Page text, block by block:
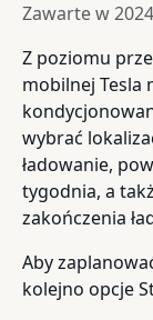
Zawarte w
Z poziomu
mobilnej Tesla
wybrać
ładowanie,
tygodnia, a
zakończenia
Aby
kolejno opcje